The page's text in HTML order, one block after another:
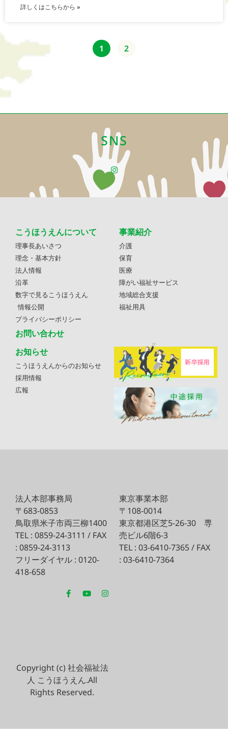
詳しくはこちらから »
1 2
SNS
こうほうえんについて
理事長あいさつ
理念・基本方針
法人情報
沿革
数字で見るこうほうえん
情報公開
プライバシーポリシー
お問い合わせ
事業紹介
介護
保育
医療
障がい福祉サービス
地域総合支援
福祉用具
お知らせ
こうほうえんからのお知らせ
採用情報
広報
法人本部事務局
〒683-0853
鳥取県米子市両三柳1400
TEL : 0859-24-3111 / FAX
: 0859-24-3113
フリーダイヤル : 0120-
418-658
東京事業本部
〒108-0014
東京都港区芝5-26-30 専
売ビル6階6-3
TEL : 03-6410-7365 / FAX
: 03-6410-7364
Copyright (c) 社会福祉法
人 こうほうえん.All
Rights Reserved.